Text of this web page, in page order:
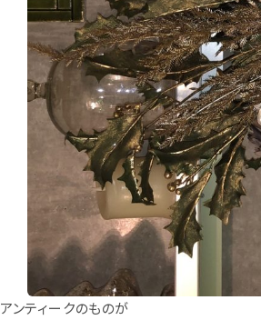
アンティークのものが